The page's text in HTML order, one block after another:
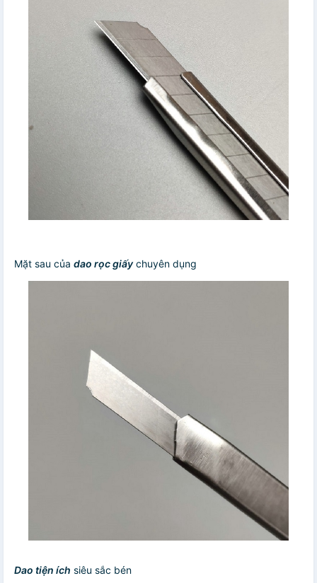
Mặt sau của dao rọc giấychuyên dụng
Dao tiện ích siêu sắc bén